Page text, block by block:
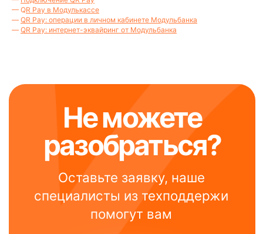
— QR Pay в Модулькассе
— QR Pay: операции в личном кабинете Модульбанка
— QR Pay: интернет-эквайринг от Модульбанка
Москва, Новодмитровская, 2к1, 4 эт.
Пн-пт, с 9:00 до 18:00
Решить вопрос:
8 800 100 66 62
Купить онлайн-кассу:
8 800 551 86 77